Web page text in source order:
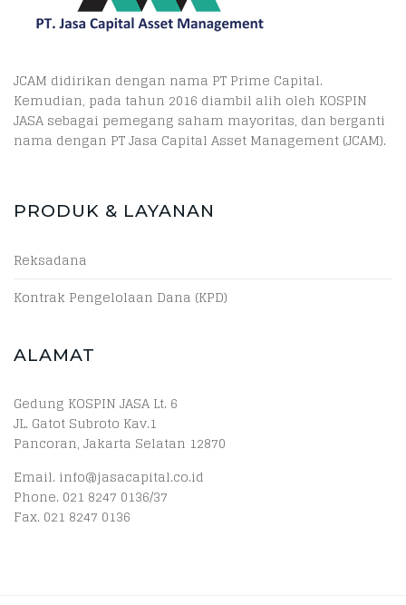
JCAM didirikan dengan nama PT Prime Capital.
Kemudian, pada tahun 2016 diambil alih oleh KOSPIN
JASA sebagai pemegang saham mayoritas, dan berganti
nama dengan PT Jasa Capital Asset Management (JCAM).
PRODUK & LAYANAN
Reksadana
Kontrak Pengelolaan Dana (KPD)
ALAMAT
Gedung KOSPIN JASA Lt. 6
JL. Gatot Subroto Kav.1
Pancoran, Jakarta Selatan 12870
Email. info@jasacapital.co.id
Phone. 021 8247 0136/37
Fax. 021 8247 0136